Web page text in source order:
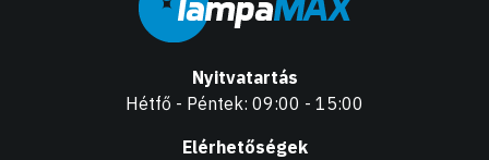
Nyitvatartás
Hétfő - Péntek: 09:00 - 15:00
Elérhetőségek